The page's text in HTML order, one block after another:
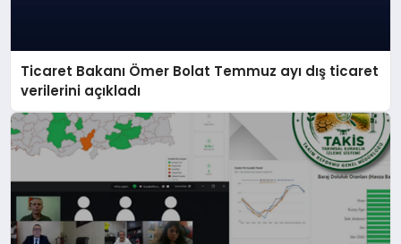
Ticaret Bakanı Ömer Bolat Temmuz ayı dış ticaret
verilerini açıkladı